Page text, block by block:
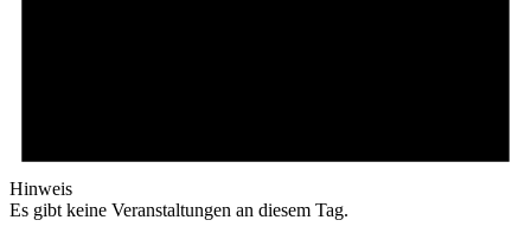
Hinweis
Es gibt keine Veranstaltungen an diesem Tag.